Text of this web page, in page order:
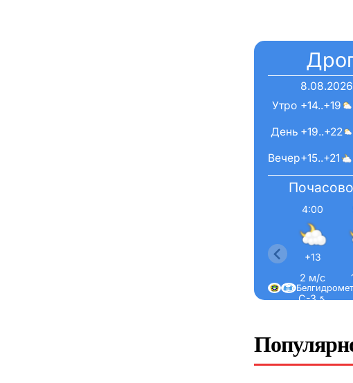
8.08.2026
+14..+19
+19..+22
+15..+21
Вечер
День
Утро
4:00
+13
2 м/с
С-З ↖
Белгидромет